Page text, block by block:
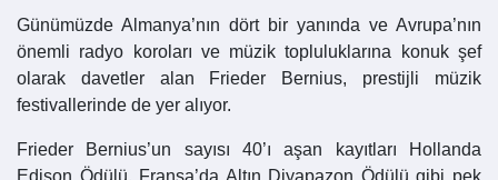
Günümüzde Almanya’nın dört bir yanında ve Avrupa’nın
önemli radyo koroları ve müzik topluluklarına konuk şef
olarak davetler alan Frieder Bernius, prestijli müzik
festivallerinde de yer alıyor.
Frieder Bernius’un sayısı 40’ı aşan kayıtları Hollanda
Edison Ödülü, Fransa’da Altın Diyapazon Ödülü gibi pek